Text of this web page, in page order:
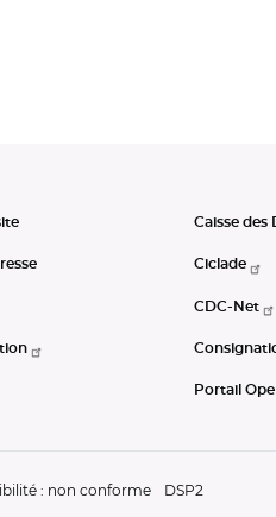
Caisse des
Ciclade
CDC-Net
Portail
: non conforme
DSP2